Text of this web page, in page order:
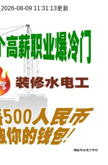
_2026-08-09 11:31:13更新